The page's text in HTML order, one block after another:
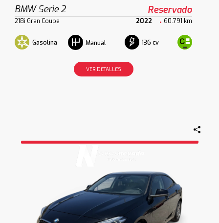
BMW Serie 2 Reservado
218i Gran Coupe 2022 60.791 km
Gasolina Manual 136 cv
VER DETALLES